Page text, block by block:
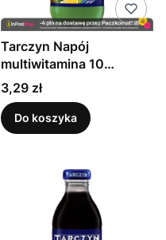
Tarczyn Napój
multiwitamina 10
witamin 300 ml
Cena
3,29 zł
Do koszyka